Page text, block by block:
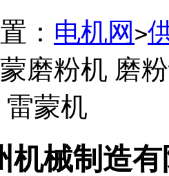
： 电机网 >
磨粉机 磨
蒙机
机械制造